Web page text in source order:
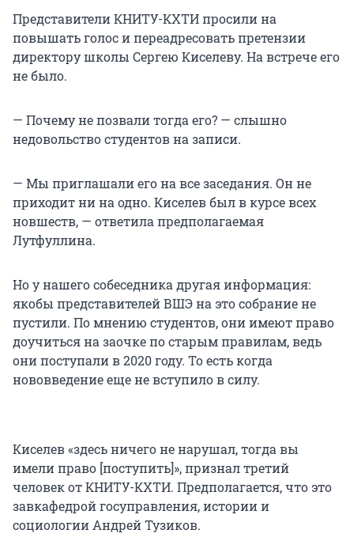
Представители КНИТУ-КХТИ просили на
повышать голос и переадресовать претензии
директору школы Сергею Киселеву. На встрече его
не было.
— Почему не позвали тогда его? — слышно
недовольство студентов на записи.
— Мы приглашали его на все заседания. Он не
приходит ни на одно. Киселев был в курсе всех
новшеств, — ответила предполагаемая
Лутфуллина.
Но у нашего собеседника другая информация:
якобы представителей ВШЭ на это собрание не
пустили. По мнению студентов, они имеют право
доучиться на заочке по старым правилам, ведь
они поступали в 2020 году. То есть когда
нововведение еще не вступило в силу.
Киселев «здесь ничего не нарушал, тогда вы
имели право [поступить]», признал третий
человек от КНИТУ-КХТИ. Предполагается, что это
завкафедрой госуправления, истории и
социологии Андрей Тузиков.